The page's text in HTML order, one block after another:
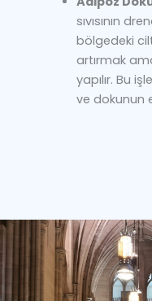
sıvısının
bölgedeki
artırmak
yapılır. Bu
ve dokunun